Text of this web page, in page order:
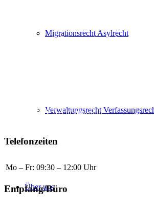
Migrationsrecht Asylrecht
Verwaltungsrecht
Über uns
Einzelanwälte in Bürogemeinschaft
Chiara Muci, Rechtsanwältin
Telefonzeiten
Mo – Fr: 09:30 – 12:00 Uhr
Empfang/Büro